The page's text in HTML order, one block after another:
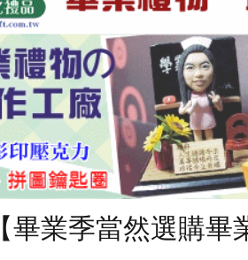
【畢業季當然選購